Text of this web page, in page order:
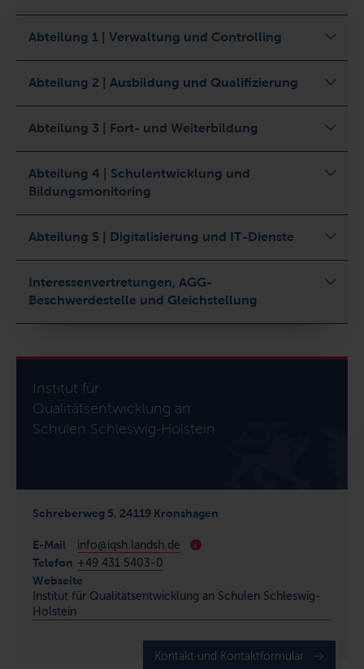
Abteilung 1 | Verwaltung und Controlling
Abteilung 2 | Ausbildung und Qualifizierung
Abteilung 3 | Fort- und Weiterbildung
Abteilung 4 | Schulentwicklung und
Bildungsmonitoring
Abteilung 5 | Digitalisierung und IT-Dienste
Interessenvertretungen, AGG-
Beschwerdestelle und Gleichstellung
Institut für
Qualitätsentwicklung an
Schulen Schleswig-Holstein
Schreberweg 5, 24119 Kronshagen
E-Mail info@iqsh.landsh.de
i
Telefon +49 431 5403-0
Webseite
Institut für Qualitätsentwicklung an Schulen Schleswig-
Holstein
Kontakt und Kontaktformular